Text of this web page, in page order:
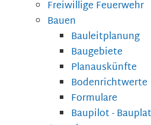
Freiwillige Feuerwehr
Bauen
Bauleitplanung
Baugebiete
Planauskünfte
Bodenrichtwerte
Formulare
Baupilot -